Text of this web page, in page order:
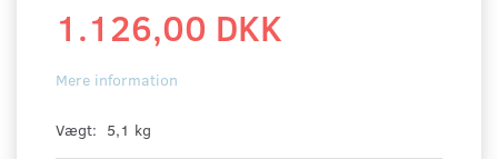
1.126,00 DKK
Mere information
Vægt: 5,1 kg